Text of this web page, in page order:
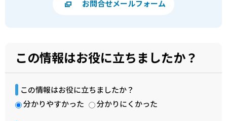
お問合せメールフォーム
この情報はお役に立ちましたか？
この情報はお役に立ちましたか？
分かりやすかった
分かりにくかった